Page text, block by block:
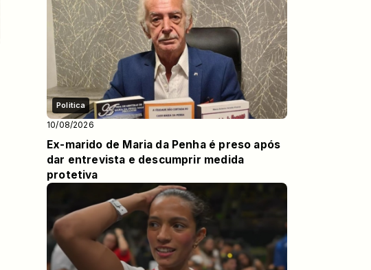
Politica
10/08/2026
Ex-marido de Maria da Penha é preso após
dar entrevista e descumprir medida
protetiva